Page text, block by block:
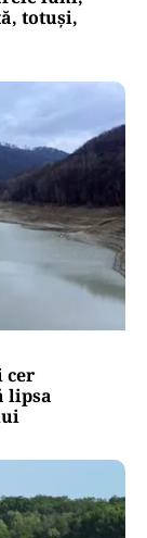
luni,
totuși,